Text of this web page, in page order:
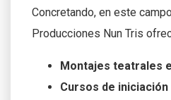
Concretando, en este
Producciones Nun Tris
Montajes teatrales
Cursos de